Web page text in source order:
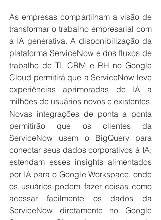
As empresas compartilham a visão de
transformar o trabalho empresarial com
a IA generativa. A disponibilização da
plataforma ServiceNow e dos fluxos de
trabalho de TI, CRM e RH no Google
Cloud permitirá que a ServiceNow leve
experiências aprimoradas de IA a
milhões de usuários novos e existentes.
Novas integrações de ponta a ponta
permitirão que os clientes da
ServiceNow usem o BigQuery para
conectar seus dados corporativos à IA;
estendam esses insights alimentados
por IA para o Google Workspace, onde
os usuários podem fazer coisas como
acessar facilmente os dados da
ServiceNow diretamente no Google